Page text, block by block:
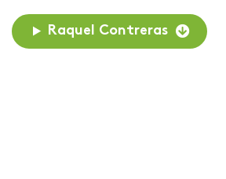
Raquel Contreras